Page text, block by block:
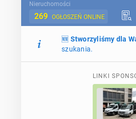
Nieruchomości
269 OGŁOSZEŃ ONLINE
🆕 Stworzyliśmy dla
szukania.
LINKI